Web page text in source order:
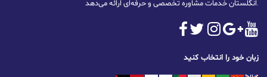
زبان خود را انتخاب کنید